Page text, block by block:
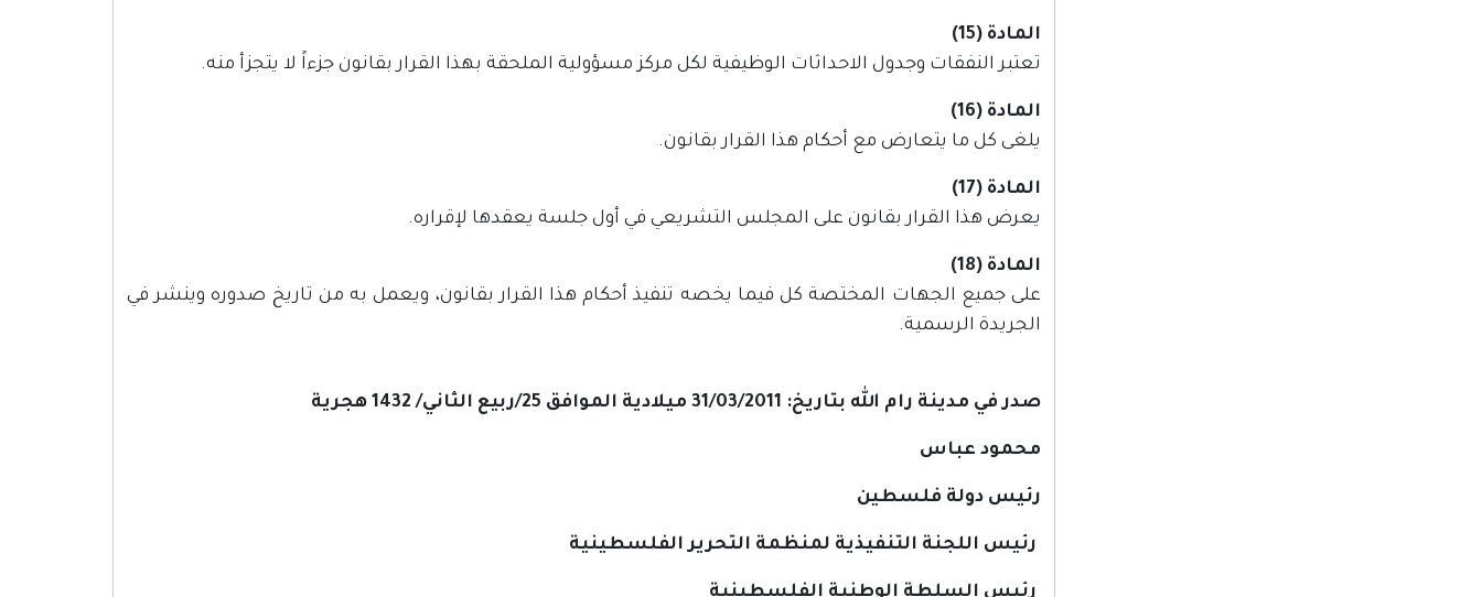
المادة (15)
تعتبر النفقات وجدول الاحداثات الوظيفية لكل مركز مسؤولية الملحقة بهذا القرار بقانون جزءاً لا يتجزأ منه.
المادة (16)
يلغى كل ما يتعارض مع أحكام هذا القرار بقانون.
المادة (17)
يعرض هذا القرار بقانون على المجلس التشريعي في أول جلسة يعقدها لإقراره.
المادة (18)
على جميع الجهات المختصة كل فيما يخصه تنفيذ أحكام هذا القرار بقانون، ويعمل به من تاريخ صدوره وينشر في
الجريدة الرسمية.
صدر في مدينة رام الله بتاريخ: 31/03/2011 ميلادية الموافق 25/ربيع الثاني/ 1432 هجرية
محمود عباس
رئيس دولة فلسطين
رئيس اللجنة التنفيذية لمنظمة التحرير الفلسطينية